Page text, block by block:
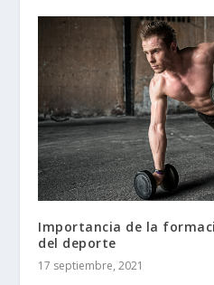
Importancia de la
del deporte
17 septiembre, 2021